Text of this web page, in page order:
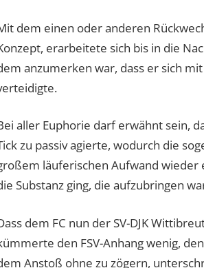
dem einen oder anderen
erarbeitete sich bis in die
anzumerken war, dass er sich
aller Euphorie darf erwähnt sein,
zu passiv agierte, wodurch die
läuferischen Aufwand wieder
Substanz ging, die aufzubringen
dem FC nun der SV-DJK
den FSV-Anhang wenig,
Anstoß ohne zu zögern,